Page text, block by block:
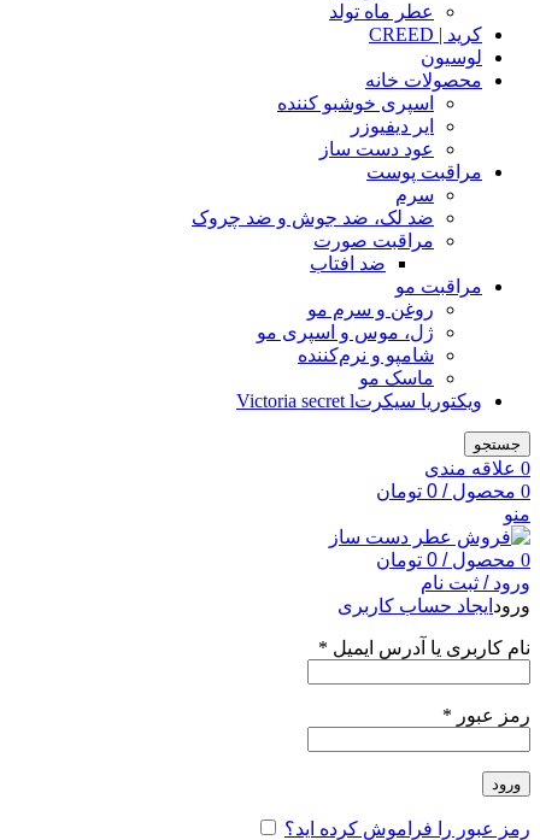
عطر ماه تولد
کرید | CREED
لوسیون
محصولات خانه
اسپری خوشبو کننده
ایر دیفیوزر
عود دست ساز
مراقبت پوست
سرم
ضد لک، ضد جوش و ضد چروک
مراقبت صورت
ضد افتاب
مراقبت مو
روغن و سرم مو
ژل، موس و اسپری مو
شامپو و نرم‌کننده
ماسک مو
ویکتوریا سیکرتVictoria secret l
جستجو
0 علاقه مندی
0 محصول /
0 تومان
منو
0 محصول /
0 تومان
ورود / ثبت نام
ورود ایجاد حساب کاربری
نام کاربری یا آدرس ایمیل *
رمز عبور *
ورود
رمز عبور را فراموش کرده اید؟